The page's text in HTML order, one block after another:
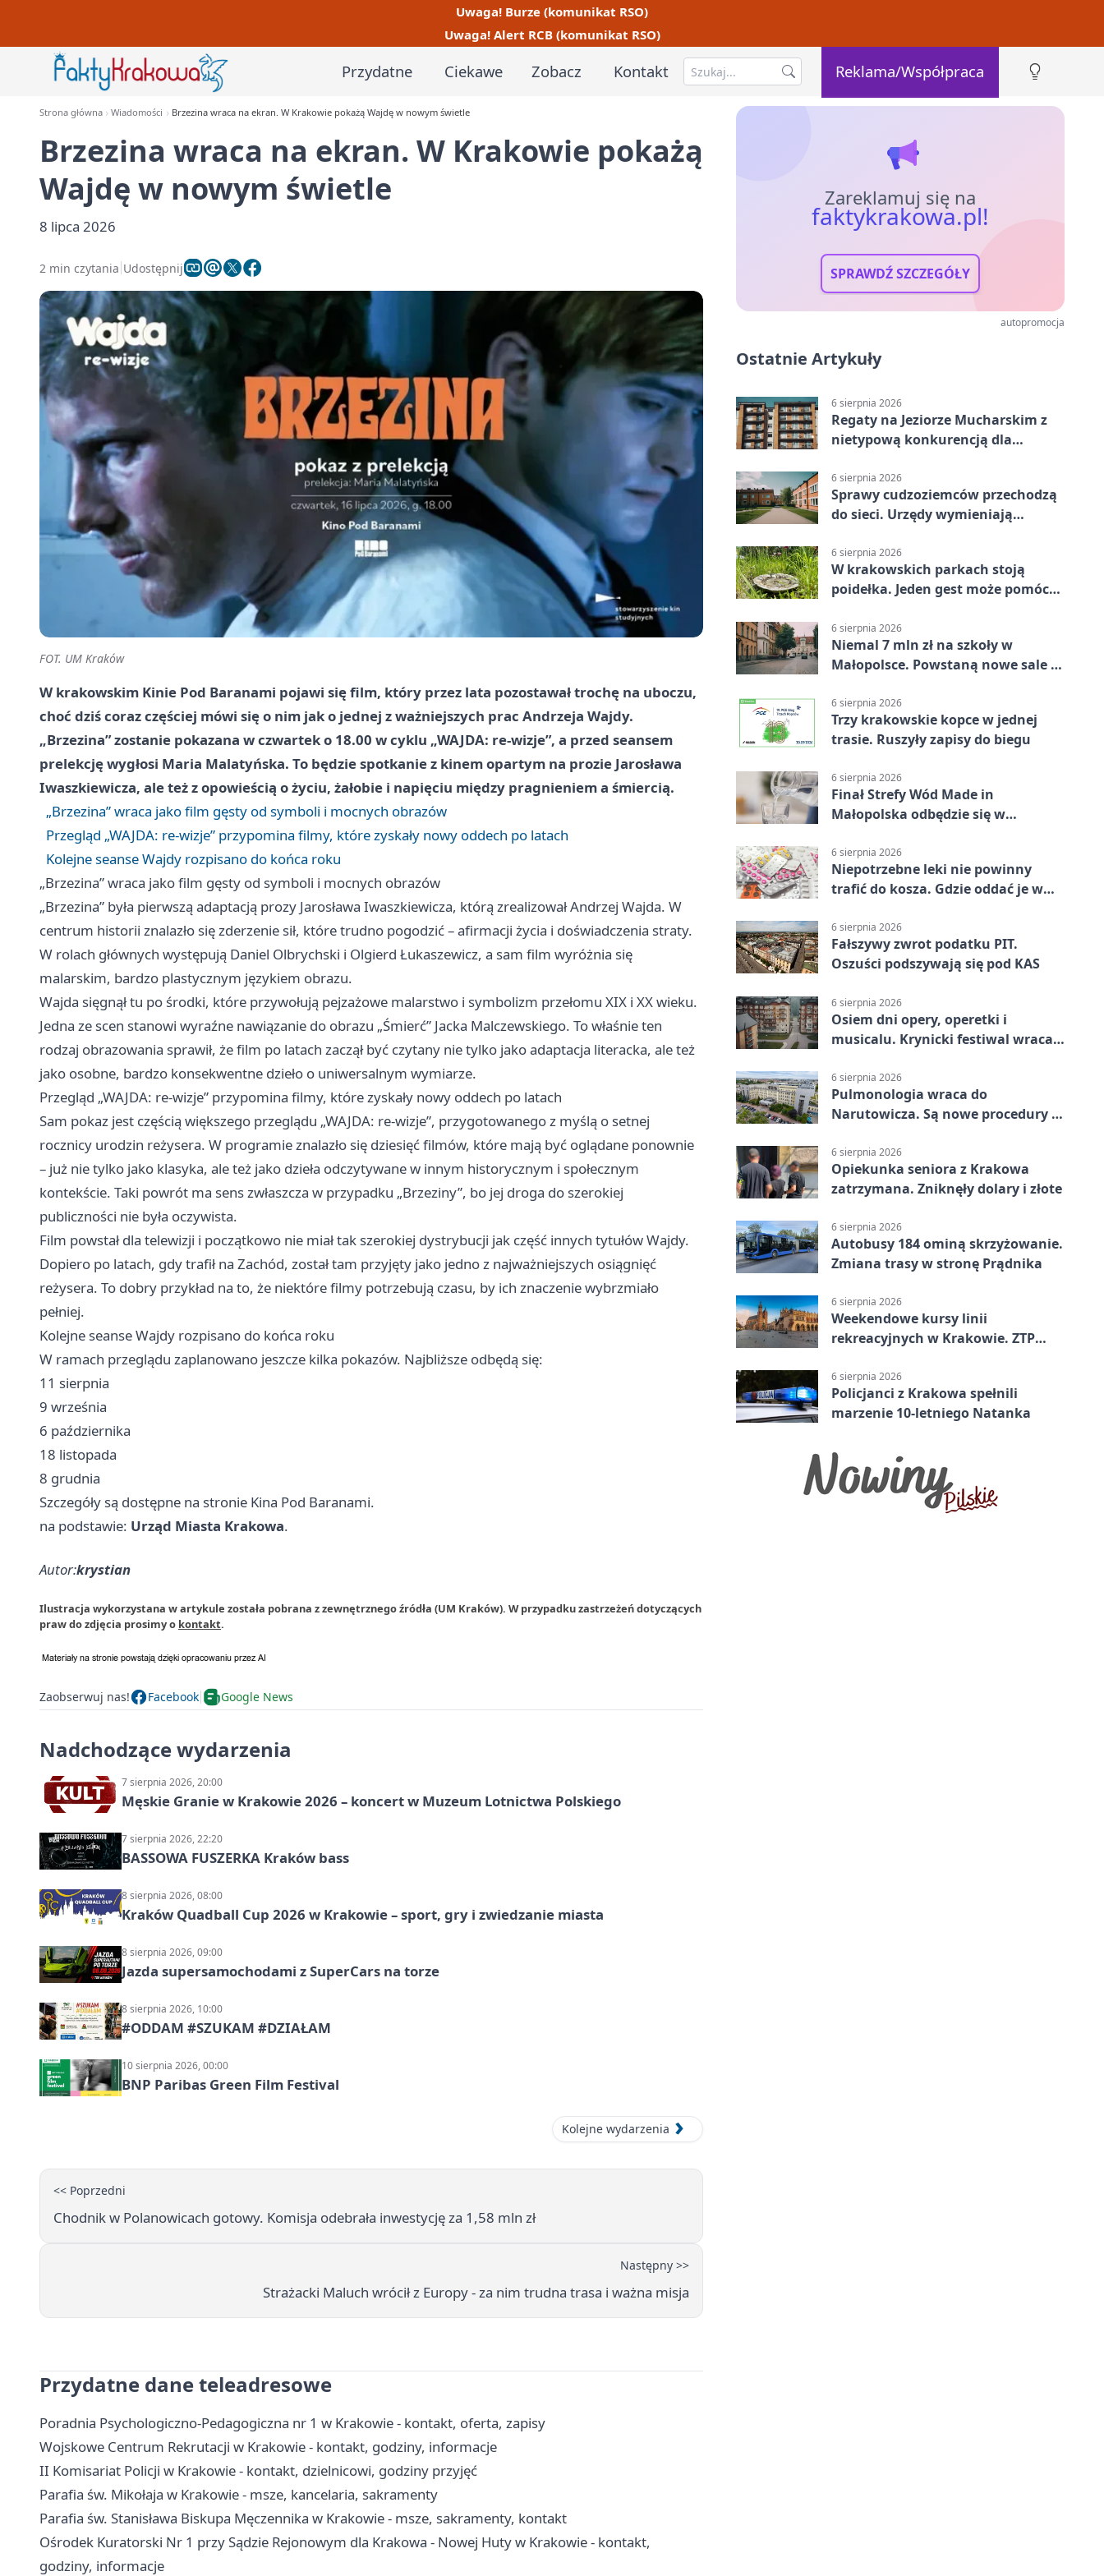
Uwaga! Burze (komunikat RSO)
Uwaga! Alert RCB (komunikat RSO)
Przydatne Ciekawe Zobacz Kontakt Reklama/Współpraca
Strona główna Wiadomości Brzezina wraca na ekran. W Krakowie pokażą Wajdę w nowym świetle
Brzezina wraca na ekran. W Krakowie pokażą
Wajdę w nowym świetle
8 lipca 2026
2 min czytania Udostępnij
FOT. UM Kraków
W krakowskim Kinie Pod Baranami pojawi się film, który przez lata pozostawał trochę na uboczu,
choć dziś coraz częściej mówi się o nim jak o jednej z ważniejszych prac Andrzeja Wajdy.
„Brzezina” zostanie pokazana w czwartek o 18.00 w cyklu „WAJDA: re-wizje”, a przed seansem
prelekcję wygłosi Maria Malatyńska. To będzie spotkanie z kinem opartym na prozie Jarosława
Iwaszkiewicza, ale też z opowieścią o życiu, żałobie i napięciu między pragnieniem a śmiercią.
„Brzezina” wraca jako film gęsty od symboli i mocnych obrazów
Przegląd „WAJDA: re-wizje” przypomina filmy, które zyskały nowy oddech po latach
Kolejne seanse Wajdy rozpisano do końca roku
„Brzezina” wraca jako film gęsty od symboli i mocnych obrazów
„Brzezina” była pierwszą adaptacją prozy Jarosława Iwaszkiewicza, którą zrealizował Andrzej Wajda. W
centrum historii znalazło się zderzenie sił, które trudno pogodzić – afirmacji życia i doświadczenia straty.
W rolach głównych występują Daniel Olbrychski i Olgierd Łukaszewicz, a sam film wyróżnia się
malarskim, bardzo plastycznym językiem obrazu.
Wajda sięgnął tu po środki, które przywołują pejzażowe malarstwo i symbolizm przełomu XIX i XX wieku.
Jedna ze scen stanowi wyraźne nawiązanie do obrazu „Śmierć” Jacka Malczewskiego. To właśnie ten
rodzaj obrazowania sprawił, że film po latach zaczął być czytany nie tylko jako adaptacja literacka, ale też
jako osobne, bardzo konsekwentne dzieło o uniwersalnym wymiarze.
Przegląd „WAJDA: re-wizje” przypomina filmy, które zyskały nowy oddech po latach
Sam pokaz jest częścią większego przeglądu „WAJDA: re-wizje”, przygotowanego z myślą o setnej
rocznicy urodzin reżysera. W programie znalazło się dziesięć filmów, które mają być oglądane ponownie
– już nie tylko jako klasyka, ale też jako dzieła odczytywane w innym historycznym i społecznym
kontekście. Taki powrót ma sens zwłaszcza w przypadku „Brzeziny”, bo jej droga do szerokiej
publiczności nie była oczywista.
Film powstał dla telewizji i początkowo nie miał tak szerokiej dystrybucji jak część innych tytułów Wajdy.
Dopiero po latach, gdy trafił na Zachód, został tam przyjęty jako jedno z najważniejszych osiągnięć
reżysera. To dobry przykład na to, że niektóre filmy potrzebują czasu, by ich znaczenie wybrzmiało
pełniej.
Kolejne seanse Wajdy rozpisano do końca roku
W ramach przeglądu zaplanowano jeszcze kilka pokazów. Najbliższe odbędą się:
11 sierpnia
9 września
6 października
18 listopada
8 grudnia
Szczegóły są dostępne na stronie Kina Pod Baranami.
na podstawie: Urząd Miasta Krakowa.
Autor:krystian
Ilustracja wykorzystana w artykule została pobrana z zewnętrznego źródła (UM Kraków). W przypadku zastrzeżeń dotyczących
praw do zdjęcia prosimy o kontakt.
Zaobserwuj nas! Facebook Google News
Nadchodzące wydarzenia
7 sierpnia 2026, 20:00
Męskie Granie w Krakowie 2026 – koncert w Muzeum Lotnictwa Polskiego
7 sierpnia 2026, 22:20
BASSOWA FUSZERKA Kraków bass
8 sierpnia 2026, 08:00
Kraków Quadball Cup 2026 w Krakowie – sport, gry i zwiedzanie miasta
8 sierpnia 2026, 09:00
Jazda supersamochodami z SuperCars na torze
8 sierpnia 2026, 10:00
#ODDAM #SZUKAM #DZIAŁAM
10 sierpnia 2026, 00:00
BNP Paribas Green Film Festival
Kolejne wydarzenia
<< Poprzedni
Chodnik w Polanowicach gotowy. Komisja odebrała inwestycję za 1,58 mln zł
Następny >>
Strażacki Maluch wrócił z Europy - za nim trudna trasa i ważna misja
Przydatne dane teleadresowe
Poradnia Psychologiczno-Pedagogiczna nr 1 w Krakowie - kontakt, oferta, zapisy
Wojskowe Centrum Rekrutacji w Krakowie - kontakt, godziny, informacje
II Komisariat Policji w Krakowie - kontakt, dzielnicowi, godziny przyjęć
Parafia św. Mikołaja w Krakowie - msze, kancelaria, sakramenty
Parafia św. Stanisława Biskupa Męczennika w Krakowie - msze, sakramenty, kontakt
Ośrodek Kuratorski Nr 1 przy Sądzie Rejonowym dla Krakowa - Nowej Huty w Krakowie - kontakt,
godziny, informacje
Zareklamuj się na
faktykrakowa.pl!
SPRAWDŹ SZCZEGÓŁY
autopromocja
Ostatnie Artykuły
6 sierpnia 2026
Regaty na Jeziorze Mucharskim z
nietypową konkurencją dla
6 sierpnia 2026
Sprawy cudzoziemców przechodzą
do sieci. Urzędy wymieniają
6 sierpnia 2026
W krakowskich parkach stoją
poidełka. Jeden gest może pomóc
6 sierpnia 2026
Niemal 7 mln zł na szkoły w
Małopolsce. Powstaną nowe sale i
6 sierpnia 2026
Trzy krakowskie kopce w jednej
trasie. Ruszyły zapisy do biegu
6 sierpnia 2026
Finał Strefy Wód Made in
Małopolska odbędzie się w
6 sierpnia 2026
Niepotrzebne leki nie powinny
trafić do kosza. Gdzie oddać je w
6 sierpnia 2026
Fałszywy zwrot podatku PIT.
Oszuści podszywają się pod KAS
6 sierpnia 2026
Osiem dni opery, operetki i
musicalu. Krynicki festiwal wraca z
6 sierpnia 2026
Pulmonologia wraca do
Narutowicza. Są nowe procedury i
6 sierpnia 2026
Opiekunka seniora z Krakowa
zatrzymana. Zniknęły dolary i złote
6 sierpnia 2026
Autobusy 184 ominą skrzyżowanie.
Zmiana trasy w stronę Prądnika
6 sierpnia 2026
Weekendowe kursy linii
rekreacyjnych w Krakowie. ZTP
6 sierpnia 2026
Policjanci z Krakowa spełnili
marzenie 10-letniego Natanka